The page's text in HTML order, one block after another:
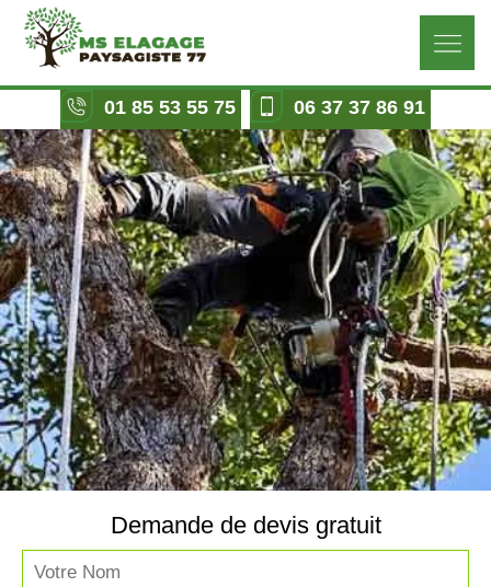
01 85 53 55 75 06 37 37 86 91
Demande de devis gratuit